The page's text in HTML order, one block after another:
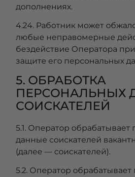
дополнениях.
4.24. Работник может
любые неправомерные
бездействие Оператора
защите его персональных
5. ОБРАБОТКА
ПЕРСОНАЛЬНЫХ
СОИСКАТЕЛЕЙ
5.1. Оператор обрабатывает
данные соискателей
(далее — соискателей).
5.2. Оператор